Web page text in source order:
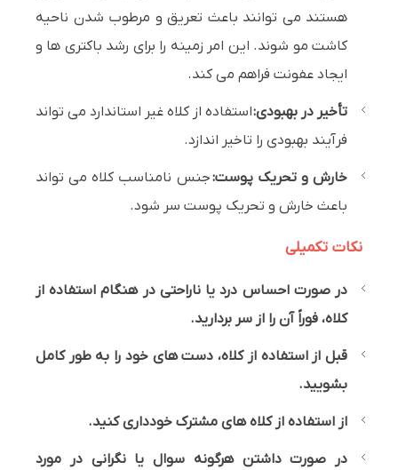
هستند می توانند باعث تعریق و مرطوب شدن ناحیه
کاشت مو شوند. این امر زمینه را برای رشد باکتری ها و
ایجاد عفونت فراهم می کند.
تأخیر در بهبودی:استفاده از کلاه غیر استاندارد می تواند
فرآیند بهبودی را تاخیر اندازد.
خارش و تحریک پوست:جنس نامناسب کلاه می تواند
باعث خارش و تحریک پوست سر شود.
نکات تکمیلی
در صورت احساس درد یا ناراحتی در هنگام استفاده از
کلاه، فوراً آن را از سر بردارید.
قبل از استفاده از کلاه، دست های خود را به طور کامل
بشویید.
از استفاده از کلاه های مشترک خودداری کنید.
در صورت داشتن هرگونه سوال یا نگرانی در مورد